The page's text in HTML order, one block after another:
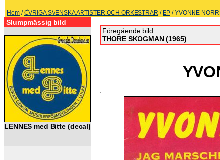
Hem /ÖVRIGA SVENSKA ARTISTER OCH ORKESTRAR / EP / YVONNE
Slumpmässig bild
LENNES med Bitte (decal)
Föregående bild:
THORE SKOGMAN (1965)